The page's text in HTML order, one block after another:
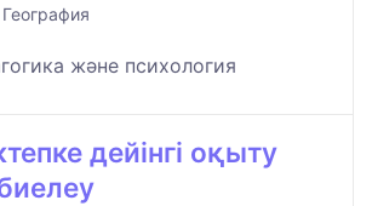
және психология
дейінгі оқыту